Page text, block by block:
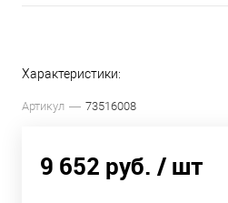
Характеристики:
Артикул 73516008
9 652 руб. / шт